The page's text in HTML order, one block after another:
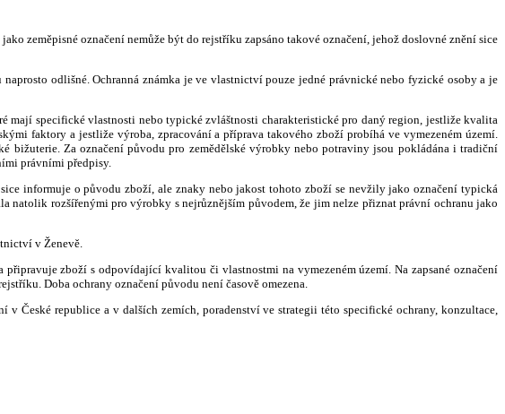
zeměpisné označení nemůže být do rejstříku zapsáno takové označení, jehož doslovné znění sice
odlišné. Ochranná známka je ve vlastnictví pouze jedné právnické nebo fyzické osoby a je
mají specifické vlastnosti nebo typické zvláštnosti charakteristické pro daný region, jestliže kvalita
faktory a jestliže výroba, zpracování a příprava takového zboží probíhá ve vymezeném území.
Za označení původu pro zemědělské výrobky nebo potraviny jsou pokládána i tradiční
právními předpisy.
informuje o původu zboží, ale znaky nebo jakost tohoto zboží se nevžily jako označení typická
natolik rozšířenými pro výrobky s nejrůznějším původem, že jim nelze přiznat právní ochranu jako
v Ženevě.
zboží s odpovídající kvalitou či vlastnostmi na vymezeném území. Na zapsané označení
Doba ochrany označení původu není časově omezena.
České republice a v dalších zemích, poradenství ve strategii této specifické ochrany, konzultace,